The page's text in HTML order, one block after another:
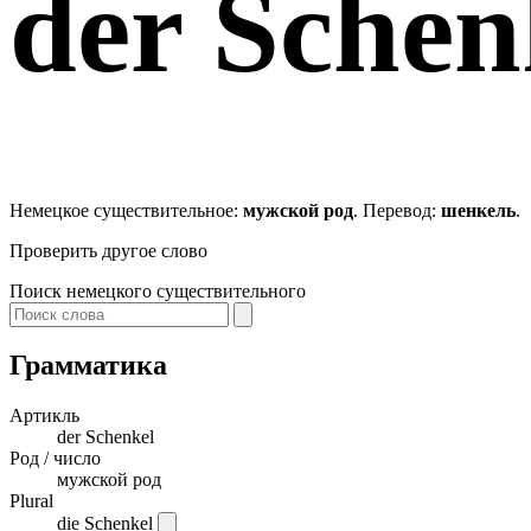
der
Немецкое существительное: мужской род. Перевод: шенкель.
Проверить другое слово
Поиск немецкого существительного
Грамматика
Артикль
derSchenkel
Род / число
мужской род
Plural
die Schenkel